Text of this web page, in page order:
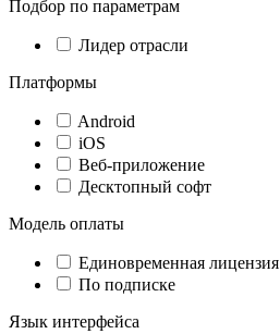
Подбор по параметрам
Лидер отрасли
Платформы
Android
iOS
Веб-приложение
Десктопный софт
Модель оплаты
Единовременная лицензия
По подписке
Язык интерфейса